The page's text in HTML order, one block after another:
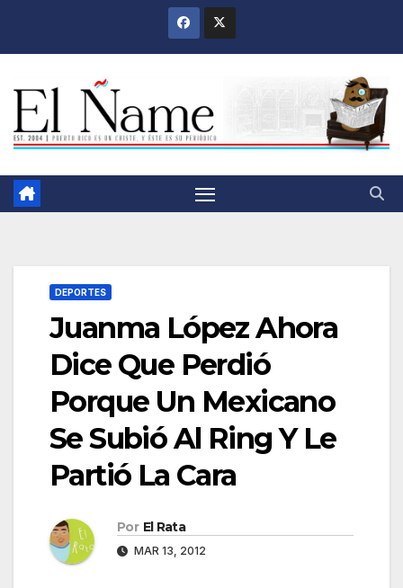
DEPORTES
Juanma López Ahora
Dice Que Perdió
Porque Un Mexicano
Se Subió Al Ring Y Le
Partió La Cara
Por El Rata
MAR 13, 2012